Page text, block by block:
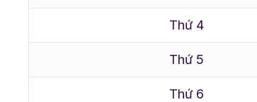
Thứ 4
Thứ 5
Thứ 6